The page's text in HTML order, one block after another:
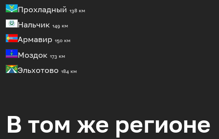
Прохладный 138 км
Нальчик 149 км
Армавир 150 км
Моздок 173 км
Эльхотово 184 км
В том же регионе